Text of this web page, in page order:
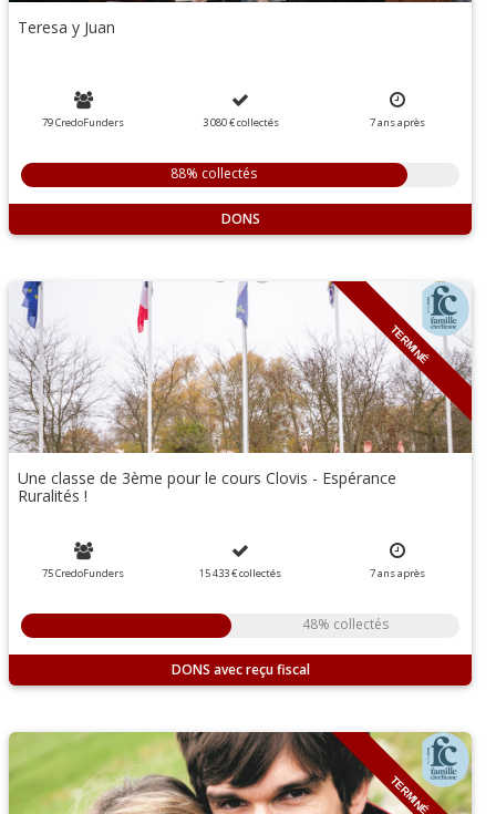
Teresa y Juan
79 CredoFunders 3 080 €collectés 7ansaprès
88% collectés
DONS
TERMINÉ
Une classe de 3ème pour le cours Clovis - Espérance
Ruralités !
75 CredoFunders 15 433 €collectés 7ansaprès
48% collectés
DONS
TERMINÉ